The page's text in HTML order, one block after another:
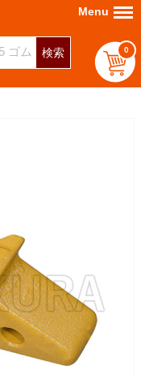
検索 0
Menu Menu